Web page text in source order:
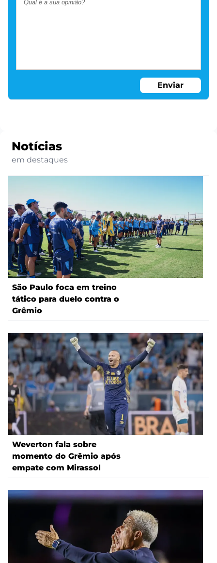
Enviar
Notícias
em destaques
São Paulo foca em treino
tático para duelo contra o
Grêmio
Weverton fala sobre
momento do Grêmio após
empate com Mirassol